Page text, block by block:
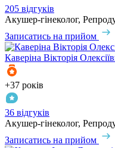
205 відгуків
Акушер-гінеколог,
Записатись на прийом
Каверіна Вікторія
+37 років
36 відгуків
Акушер-гінеколог,
Записатись на прийом